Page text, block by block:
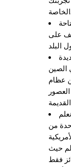
الخاصة.
على
الصين
عظام
من
حيث
فقط